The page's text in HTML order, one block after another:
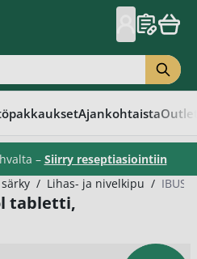
Ajankohtaista
– Siirry reseptiasiointiin
/ Lihas- ja nivelkipu /
tabletti,